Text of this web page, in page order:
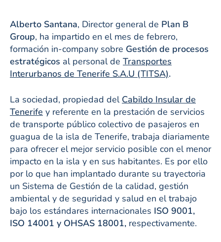
Alberto Santana, Director general de Plan B
Group, ha impartido en el mes de febrero,
formación in-company sobre Gestión de procesos
estratégicos al personal de Transportes
Interurbanos de Tenerife S.A.U (TITSA).
La sociedad, propiedad del Cabildo Insular de
Tenerife y referente en la prestación de servicios
de transporte público colectivo de pasajeros en
guagua de la isla de Tenerife, trabaja diariamente
para ofrecer el mejor servicio posible con el menor
impacto en la isla y en sus habitantes. Es por ello
por lo que han implantado durante su trayectoria
un Sistema de Gestión de la calidad, gestión
ambiental y de seguridad y salud en el trabajo
bajo los estándares internacionales ISO 9001,
ISO 14001 y OHSAS 18001, respectivamente.